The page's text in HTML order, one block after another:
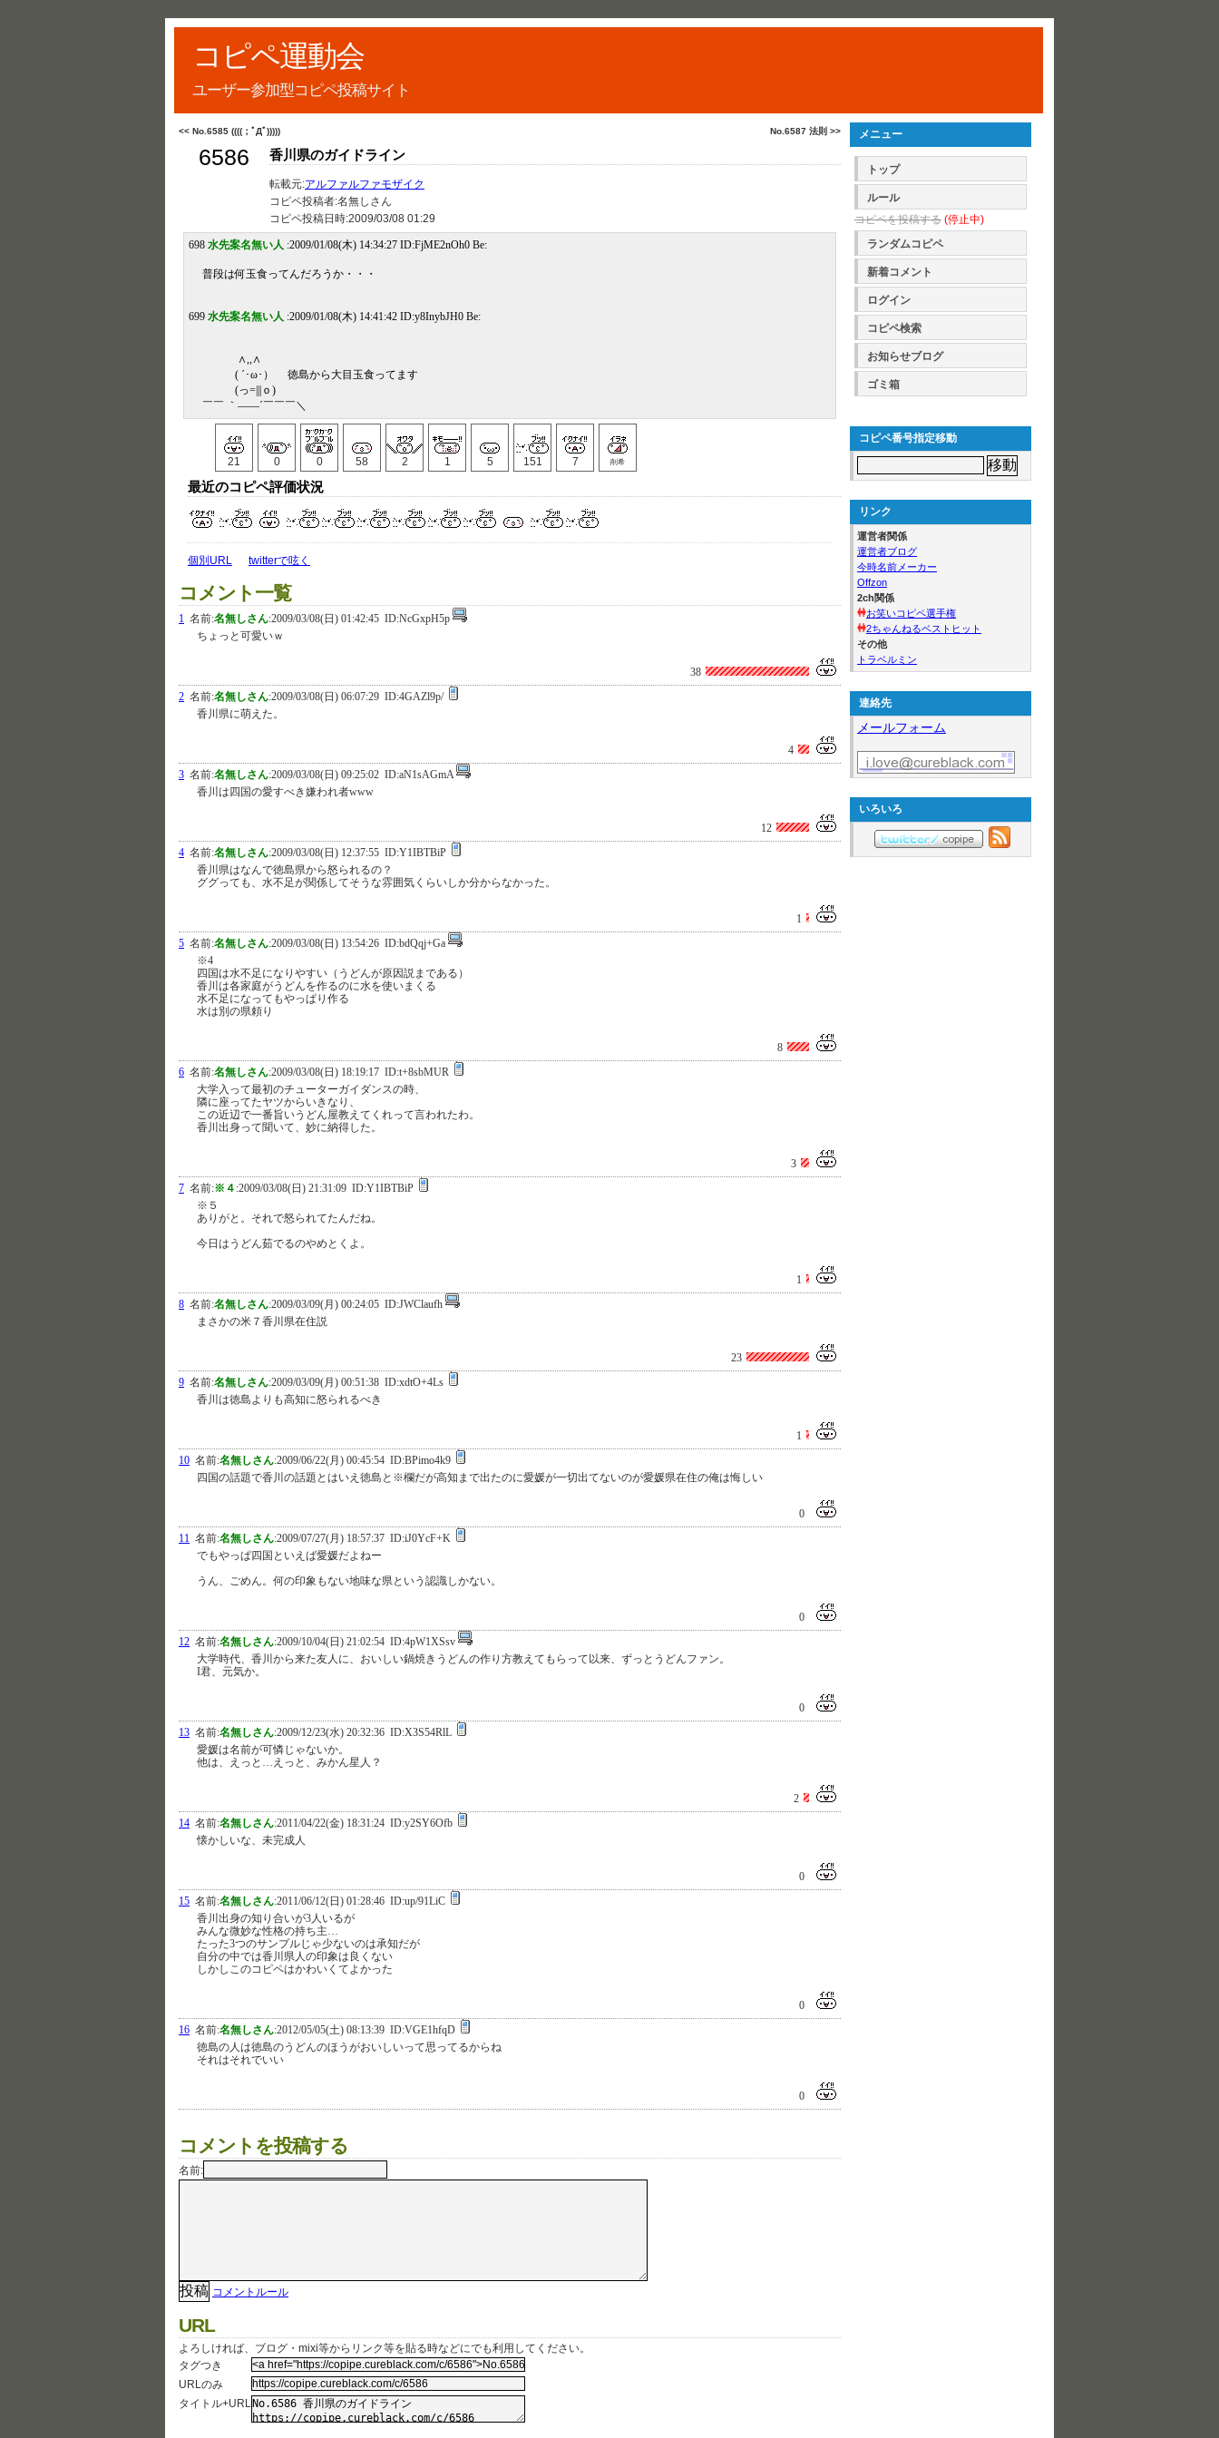
コピペ運動会
ユーザー参加型コピペ投稿サイト
No.6587 法則 >>
<< No.6585 ((((；ﾟДﾟ)))))
6586 香川県のガイドライン
転載元:アルファルファモザイク
コピペ投稿者:名無しさん
コピペ投稿日時:2009/03/08 01:29
698 水先案名無い人 :2009/01/08(木) 14:34:27 ID:FjME2nOh0 Be:
普段は何玉食ってんだろうか・・・
699 水先案名無い人 :2009/01/08(木) 14:41:42 ID:y8InybJH0 Be:
∧,,∧
( ´･ω･） 徳島から大目玉食ってます
(っ=|||ｏ)
￣￣ ｀――´￣￣￣＼
21 0 0 58 2 1 5 151 7 削希
最近のコピペ評価状況
個別URL twitterで呟く
コメント一覧
1 名前:名無しさん:2009/03/08(日) 01:42:45 ID:NcGxpH5p
ちょっと可愛いｗ
38
2 名前:名無しさん:2009/03/08(日) 06:07:29 ID:4GAZl9p/
香川県に萌えた。
4
3 名前:名無しさん:2009/03/08(日) 09:25:02 ID:aN1sAGmA
香川は四国の愛すべき嫌われ者www
12
4 名前:名無しさん:2009/03/08(日) 12:37:55 ID:Y1IBTBiP
香川県はなんで徳島県から怒られるの？
ググっても、水不足が関係してそうな雰囲気くらいしか分からなかった。
1
5 名前:名無しさん:2009/03/08(日) 13:54:26 ID:bdQqj+Ga
※4
四国は水不足になりやすい（うどんが原因説まである）
香川は各家庭がうどんを作るのに水を使いまくる
水不足になってもやっぱり作る
水は別の県頼り
8
6 名前:名無しさん:2009/03/08(日) 18:19:17 ID:t+8sbMUR
大学入って最初のチューターガイダンスの時、
隣に座ってたヤツからいきなり、
この近辺で一番旨いうどん屋教えてくれって言われたわ。
香川出身って聞いて、妙に納得した。
3
7 名前:※４ :2009/03/08(日) 21:31:09 ID:Y1IBTBiP
※５
ありがと。それで怒られてたんだね。
今日はうどん茹でるのやめとくよ。
1
8 名前:名無しさん:2009/03/09(月) 00:24:05 ID:JWClaufh
まさかの米７香川県在住説
23
9 名前:名無しさん:2009/03/09(月) 00:51:38 ID:xdtO+4Ls
香川は徳島よりも高知に怒られるべき
1
10 名前:名無しさん:2009/06/22(月) 00:45:54 ID:BPimo4k9
四国の話題で香川の話題とはいえ徳島と※欄だが高知まで出たのに愛媛が一切出てないのが愛媛県在住の俺は悔しい
0
11 名前:名無しさん:2009/07/27(月) 18:57:37 ID:iJ0YcF+K
でもやっぱ四国といえば愛媛だよねー
うん、ごめん。何の印象もない地味な県という認識しかない。
0
12 名前:名無しさん:2009/10/04(日) 21:02:54 ID:4pW1XSsv
大学時代、香川から来た友人に、おいしい鍋焼きうどんの作り方教えてもらって以来、ずっとうどんファン。
I君、元気か。
0
13 名前:名無しさん:2009/12/23(水) 20:32:36 ID:X3S54RlL
愛媛は名前が可憐じゃないか。
他は、えっと…えっと、みかん星人？
2
14 名前:名無しさん:2011/04/22(金) 18:31:24 ID:y2SY6Ofb
懐かしいな、未完成人
0
15 名前:名無しさん:2011/06/12(日) 01:28:46 ID:up/91LiC
香川出身の知り合いが3人いるが
みんな微妙な性格の持ち主…
たった3つのサンプルじゃ少ないのは承知だが
自分の中では香川県人の印象は良くない
しかしこのコピペはかわいくてよかった
0
16 名前:名無しさん:2012/05/05(土) 08:13:39 ID:VGE1hfqD
徳島の人は徳島のうどんのほうがおいしいって思ってるからね
それはそれでいい
0
コメントを投稿する
名前:
コメントルール
URL
よろしければ、ブログ・mixi等からリンク等を貼る時などにでも利用してください。
タグつき
URLのみ
タイトル+URL
メニュー
トップ
ルール
コピペを投稿する (停止中)
ランダムコピペ
新着コメント
ログイン
コピペ検索
お知らせブログ
ゴミ箱
コピペ番号指定移動
リンク
運営者関係
運営者ブログ
今時名前メーカー
Offzon
2ch関係
お笑いコピペ選手権
2ちゃんねるベストヒット
その他
トラベルミン
連絡先
メールフォーム
いろいろ